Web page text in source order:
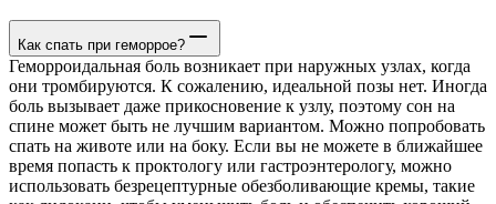
Как спать при геморрое?
Геморроидальная боль возникает при наружных узлах, когда
они тромбируются. К сожалению, идеальной позы нет. Иногда
боль вызывает даже прикосновение к узлу, поэтому сон на
спине может быть не лучшим вариантом. Можно попробовать
спать на животе или на боку. Если вы не можете в ближайшее
время попасть к проктологу или гастроэнтерологу, можно
использовать безрецептурные обезболивающие кремы, такие